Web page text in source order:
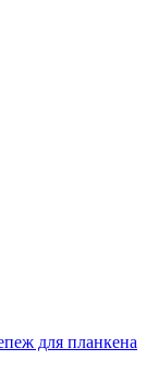
для планкена